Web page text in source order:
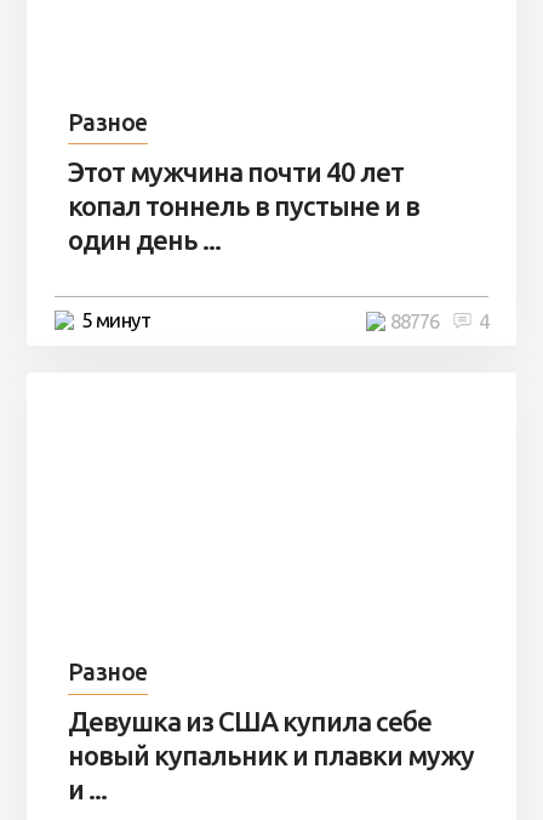
Разное
Этот мужчина почти 40 лет
копал тоннель в пустыне и в
один день ...
5 минут 4
88776
Разное
Девушка из США купила себе
новый купальник и плавки мужу
и ...